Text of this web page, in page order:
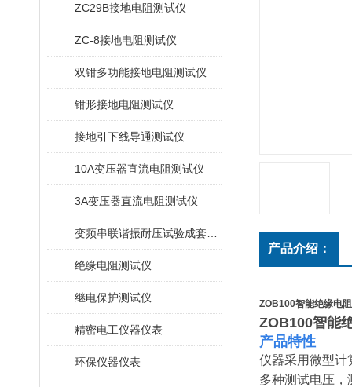
ZC29B接地电阻测试仪
ZC-8接地电阻测试仪
双钳多功能接地电阻测试仪
钳形接地电阻测试仪
接地引下线导通测试仪
10A变压器直流电阻测试仪
3A变压器直流电阻测试仪
绝缘电阻测试仪
继电保护测试仪
精密电工仪器仪表
环保仪器仪表
产品介绍：
ZOB100智能绝缘电
ZOB100智能
产品特性
仪器采用微型计
多种测试电压，